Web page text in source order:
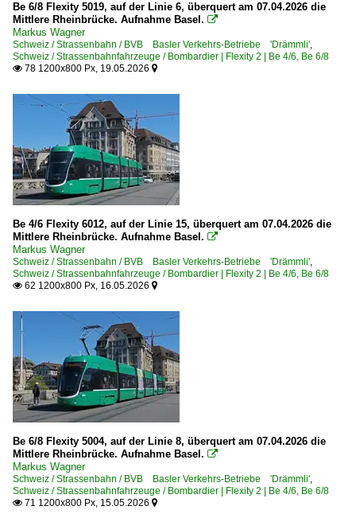
Be 6/8 Flexity 5019, auf der Linie 6, überquert am 07.04.2026 die
Mittlere Rheinbrücke. Aufnahme Basel. 
Markus Wagner
Schweiz / Strassenbahn / BVB Basler Verkehrs-Betriebe 'Drämmli',
Schweiz / Strassenbahnfahrzeuge / Bombardier | Flexity 2 | Be 4/6, Be 6/8
 78 1200x800 Px, 19.05.2026 
Be 4/6 Flexity 6012, auf der Linie 15, überquert am 07.04.2026 die
Mittlere Rheinbrücke. Aufnahme Basel. 
Markus Wagner
Schweiz / Strassenbahn / BVB Basler Verkehrs-Betriebe 'Drämmli',
Schweiz / Strassenbahnfahrzeuge / Bombardier | Flexity 2 | Be 4/6, Be 6/8
 62 1200x800 Px, 16.05.2026 
Be 6/8 Flexity 5004, auf der Linie 8, überquert am 07.04.2026 die
Mittlere Rheinbrücke. Aufnahme Basel. 
Markus Wagner
Schweiz / Strassenbahn / BVB Basler Verkehrs-Betriebe 'Drämmli',
Schweiz / Strassenbahnfahrzeuge / Bombardier | Flexity 2 | Be 4/6, Be 6/8
 71 1200x800 Px, 15.05.2026 